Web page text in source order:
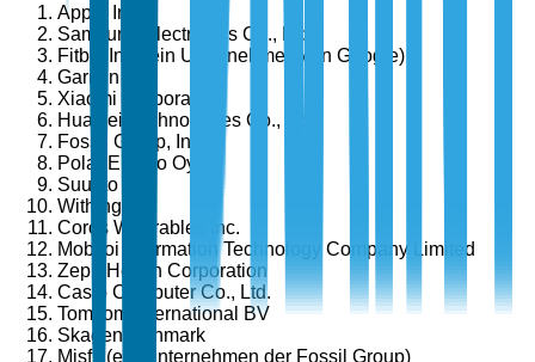
Apple Inc.
Samsung Electronics Co., Ltd.
Fitbit, Inc. (ein Unternehmen von Google)
Garmin Ltd.
Xiaomi Corporation
Huawei Technologies Co., Ltd.
Fossil Group, Inc.
Polar Electro Oy
Suunto Oy
Withings
Coros Wearables Inc.
Mobvoi Information Technology Company Limited
Zepp Health Corporation
Casio Computer Co., Ltd.
TomTom International BV
Skagen Denmark
Misfit (ein Unternehmen der Fossil Group)